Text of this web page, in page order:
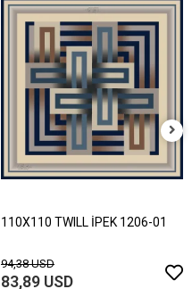
110X110 TWILL İPEK 1206-01
94,38 USD
83,89 USD